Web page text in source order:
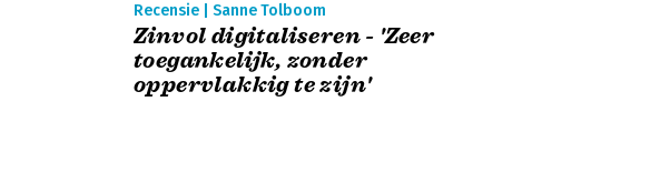
Recensie | Sanne Tolboom
Zinvol digitaliseren - 'Zeer
toegankelijk, zonder
oppervlakkig te zijn'